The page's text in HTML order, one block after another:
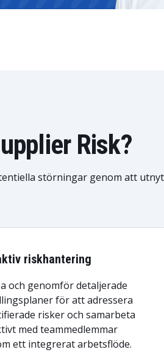
Risk?
störningar genom att
riskhantering
och genomför detaljerade
för att adressera
risker och samarbeta
med teammedlemmar
ett integrerat arbetsflöde.